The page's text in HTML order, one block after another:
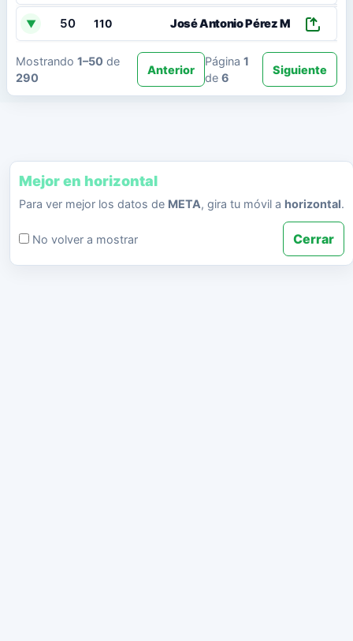
▼ 50 110 José Antonio Pérez Misa
Mostrando 1–50 de
290
Anterior
Página1
de6
Siguiente
Mejor en horizontal
Para ver mejor los datos de META, gira tu móvil a horizontal.
No volver a mostrar Cerrar